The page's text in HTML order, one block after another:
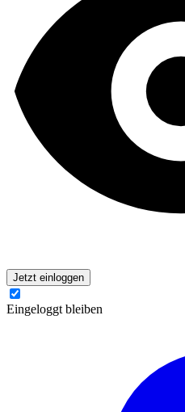
Jetzt einloggen
Eingeloggt bleiben